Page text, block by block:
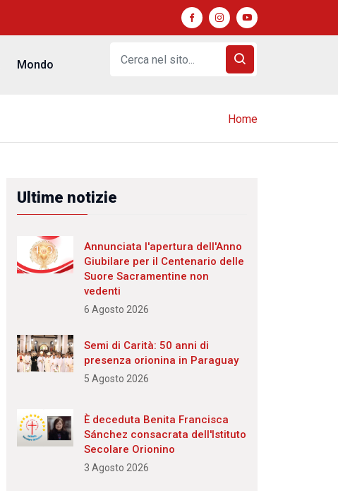
Mondo
Home
Ultime notizie
Annunciata l'apertura dell'Anno
Giubilare per il Centenario delle
Suore Sacramentine non
vedenti
6 Agosto 2026
Semi di Carità: 50 anni di
presenza orionina in Paraguay
5 Agosto 2026
È deceduta Benita Francisca
Sánchez consacrata dell'Istituto
Secolare Orionino
3 Agosto 2026